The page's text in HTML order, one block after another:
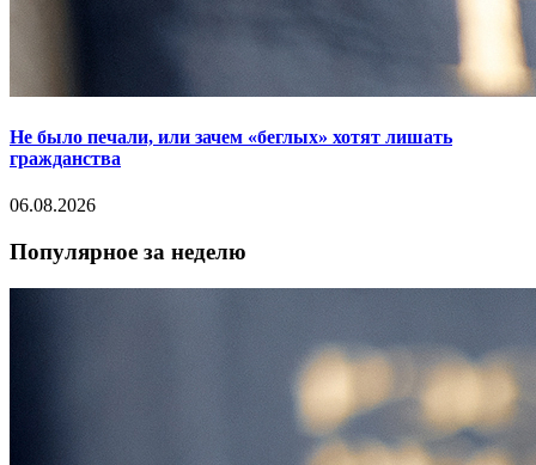
Не было печали, или зачем «беглых» хотят лишать
гражданства
06.08.2026
Популярное за неделю